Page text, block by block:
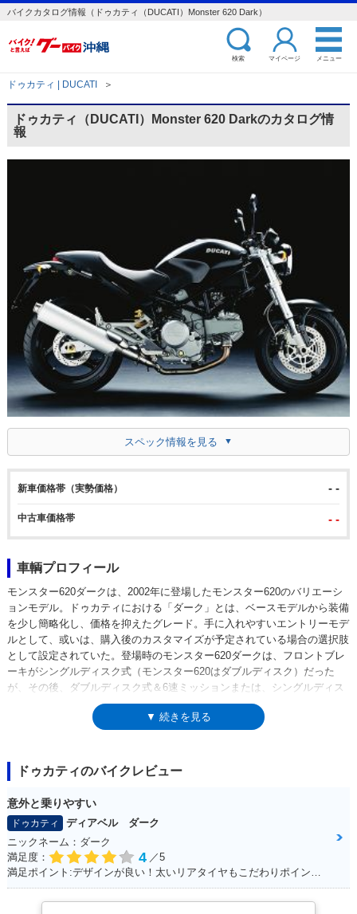
バイクカタログ情報（ドゥカティ（DUCATI）Monster 620 Dark）
検索 マイページ メニュー
ドゥカティ | DUCATI ＞
ドゥカティ（DUCATI）Monster 620 Darkのカタログ情
報
スペック情報を見る
新車価格帯（実勢価格） - -
中古車価格帯 - -
車輌プロフィール
モンスター620ダークは、2002年に登場したモンスター620のバリエーシ
ョンモデル。ドゥカティにおける「ダーク」とは、ベースモデルから装備
を少し簡略化し、価格を抑えたグレード。手に入れやすいエントリーモデ
ルとして、或いは、購入後のカスタマイズが予定されている場合の選択肢
として設定されていた。登場時のモンスター620ダークは、フロントブレ
ーキがシングルディスク式（モンスター620はダブルディスク）だった
が、その後、ダブルディスク式＆6速ミッションまたは、シングルディス
ク式＆5速ミッションが選択できるようになった。2004年からモンスター
620に装備されるようになったフライスクリーン（メーターバイザー）と
▼ 続きを見る
ドゥカティのバイクレビュー
意外と乗りやすい
ドゥカティ
ディアベル ダーク
ニックネーム：ダーク
満足度：
4 ／5